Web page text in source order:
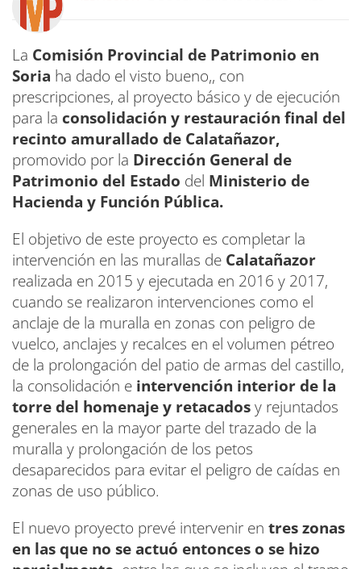
La Comisión Provincial de Patrimonio en
Soria ha dado el visto bueno,, con
prescripciones, al proyecto básico y de ejecución
para la consolidación y restauración final del
recinto amurallado de Calatañazor,
promovido por la Dirección General de
Patrimonio del Estado del Ministerio de
Hacienda y Función Pública.
El objetivo de este proyecto es completar la
intervención en las murallas de Calatañazor
realizada en 2015 y ejecutada en 2016 y 2017,
cuando se realizaron intervenciones como el
anclaje de la muralla en zonas con peligro de
vuelco, anclajes y recalces en el volumen pétreo
de la prolongación del patio de armas del castillo,
la consolidación e intervención interior de la
torre del homenaje y retacadosy rejuntados
generales en la mayor parte del trazado de la
muralla y prolongación de los petos
desaparecidos para evitar el peligro de caídas en
zonas de uso público.
El nuevo proyecto prevé intervenir en tres zonas
en las que no se actuó entonces o se hizo